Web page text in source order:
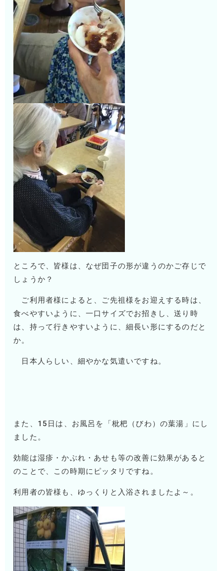
ところで、皆様は、なぜ団子の形が違うのかご存じで
しょうか？
ご利用者様によると、ご先祖様をお迎えする時は、
食べやすいように、一口サイズでお招きし、送り時
は、持って行きやすいように、細長い形にするのだと
か。
日本人らしい、細やかな気遣いですね。
また、 15 日は、お風呂を「枇杷（びわ）の葉湯」にし
ました。
効能は湿疹・かぶれ・あせも等の改善に効果があると
のことで、この時期にピッタリですね。
利用者の皆様も、ゆっくりと入浴されましたよ～。